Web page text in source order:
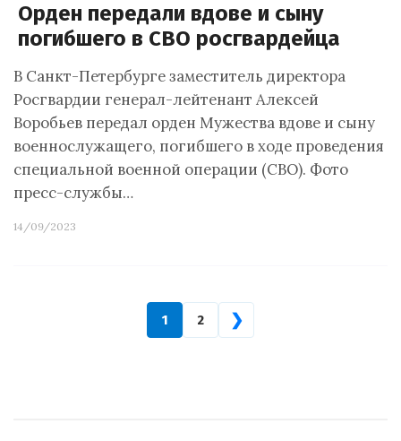
Орден передали вдове и сыну
погибшего в СВО росгвардейца
В Санкт-Петербурге заместитель директора
Росгвардии генерал-лейтенант Алексей
Воробьев передал орден Мужества вдове и сыну
военнослужащего, погибшего в ходе проведения
специальной военной операции (СВО). Фото
пресс-службы…
14/09/2023
1 2 ❯